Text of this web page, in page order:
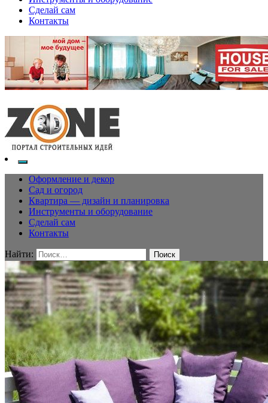
Сделай сам
Контакты
Оформление и декор
Сад и огород
Квартира — дизайн и планировка
Инструменты и оборудование
Сделай сам
Контакты
Найти: